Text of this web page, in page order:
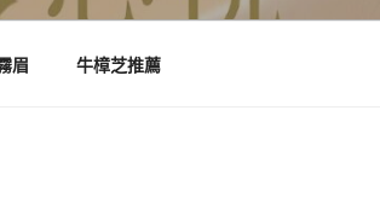
眉 牛樟芝推薦